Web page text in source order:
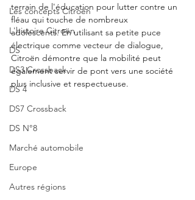
Les concepts Citroën
L'histoire Citroën
DS
DS3 Crossback
DS 4
DS7 Crossback
DS N°8
Marché automobile
Europe
Autres régions
terrain de l'éducation pour lutter contre un
fléau qui touche de nombreux
adolescents. En utilisant sa petite puce
électrique comme vecteur de dialogue,
Citroën démontre que la mobilité peut
également servir de pont vers une société
plus inclusive et respectueuse.